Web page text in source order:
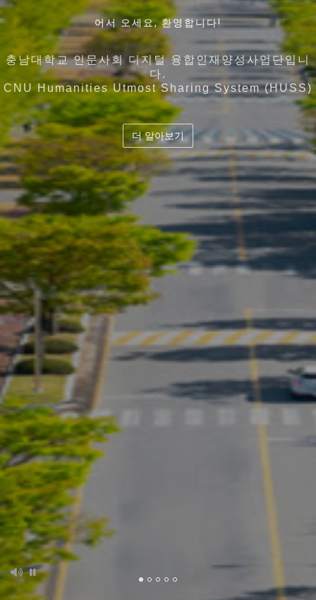
어서 오세요, 환영합니다!
충남대학교 인문사회 디지털 융합인재양성사업단입니
다.
CNU Humanities Utmost Sharing System (HUSS)
더 알아보기
언어와 커뮤니케이션, 뇌 · 인지과학 그리고 빅데이터 인
공지능을 아우르는 융합인재의 양성
충남대학교 인문사회 디지털 융합인재양성사업단
더 알아보기
디지털 시대 인간과 기술에 대한 통찰력을 바탕으로
공존 · 공공 · 공유의 가치를 지향하는 디지털 시대의 창
도
더 알아보기
인간과 기술에 대한 근본적인 이해를 바탕으로 디지털
기술을 활용하고
디지털 기술을 기반으로 사회문제 해결을 역량을 갖춘
융합인재양성
더 알아보기
지역사회의 특성과 특화산업 , 각 대학의 강점을 고도화
시킨 5개 대학이 컨소시엄을 구성하여
교육 과정의 유기적 결합 및 협력과 공유체계 확립
더 알아보기